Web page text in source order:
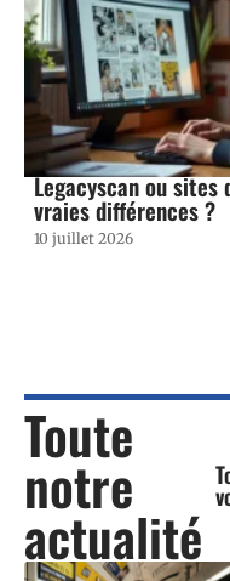
Legacyscan ou sites
vraies différences ?
10 juillet 2026
Toute
notre
actualité